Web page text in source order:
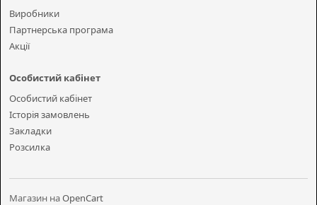
Виробники
Партнерська програма
Акції
Особистий кабінет
Особистий кабінет
Історія замовлень
Закладки
Розсилка
Магазин наOpenCart